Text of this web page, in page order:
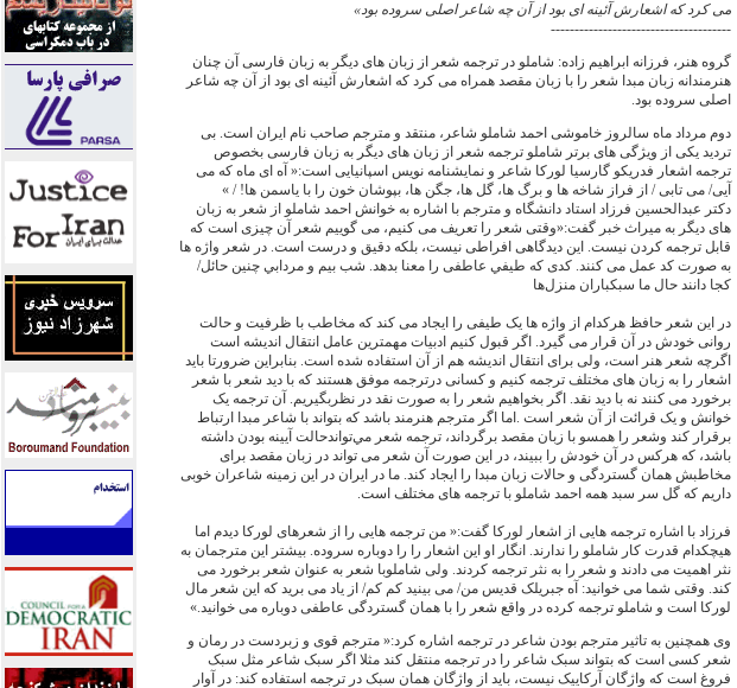
می کرد که اشعارش آئینه ای بود از آن چه شاعر اصلی سروده بود»
--------------------------------------
گروه هنر،‌ فرزانه ابراهيم زاده: شاملو در ترجمه شعر از زبان های دیگر به زبان فارسی آن چنان
هنرمندانه زبان مبدا شعر را با زبان مقصد همراه می کرد که اشعارش آئینه ای بود از آن چه شاعر
اصلی سروده بود.
دوم مرداد ماه سالروز خاموشی احمد شاملو شاعر، منتقد و مترجم صاحب نام ایران است. بی
تردید یکی از ویژگی های برتر شاملو ترجمه شعر از زبان های دیگر به زبان فارسی بخصوص
ترجمه اشعار فدریکو گارسیا لورکا شاعر و نمایشنامه نویس اسپانیایی است:« آه ای ماه که می
آیی/ می تابی / از فراز شاخه ها و برگ ها، گل ها، جگن ها، بپوشان خون را با یاسمن ها! / »
دکتر عبدالحسین فرزاد استاد دانشگاه و مترجم با اشاره به خوانش احمد شاملو از شعر به زبان
های دیگر به میراث خبر گفت:«وقتی شعر را تعریف می کنیم، می گوییم شعر آن چیزی است که
قابل ترجمه کردن نیست. این دیدگاهی افراطی نیست، بلكه دقیق و درست است. در شعر واژه ها
به صورت کد عمل می کنند. کدی که طیفي عاطفی را معنا بدهد. شب بیم و مردابي چنين حائل/
كجا دانند حال ما سبكباران منزل‌ها
در این شعر حافظ هرکدام از واژه ها یک طیفی را ایجاد می کند که مخاطب با ظرفیت و حالت
روانی خودش در آن قرار می گیرد. اگر قبول کنیم ادبیات مهمترین عامل انتقال اندیشه است
اگرچه شعر هنر است، ولی برای انتقال اندیشه هم از آن استفاده شده است. بنابراین ضرورتا باید
اشعار را به زبان های مختلف ترجمه کنیم و کسانی درترجمه موفق هستند که با دید شعر با شعر
برخورد می کنند نه با دید نقد. اگر بخواهیم شعر را به صورت نقد در نظربگیریم. آن ترجمه یک
خوانش و یک قرائت از آن شعر است .اما اگر مترجم هنرمند باشد که بتواند با شاعر مبدا ارتباط
برقرار كند وشعر را همسو با زبان مقصد برگرداند، ترجمه شعر مي‌تواندحالت آیینه بودن داشته
باشد، که هرکس در آن خودش را ببیند، در اين صورت آن شعر می تواند در زبان مقصد برای
مخاطبش همان گستردگی و حالات زبان مبدا را ايجاد كند. ما در ایران در این زمینه شاعران خوبی
داریم که گل سر سبد همه احمد شاملو با ترجمه های مختلف است.
فرزاد با اشاره ترجمه هایی از اشعار لورکا گفت:« من ترجمه هایی را از شعرهای لورکا دیدم اما
هیچکدام قدرت كار شاملو را ندارند. انگار او این اشعار را را دوباره سروده. بیشتر این مترجمان به
نثر اهمیت می دادند و شعر را به نثر ترجمه کردند. ولی شاملوبا شعر به عنوان شعر برخورد می
کند. وقتی شما می خوانید: آه جبریلک قدیس من/ می بینید کم کم/ از یاد می برید که این شعر مال
لورکا است و شاملو ترجمه کرده در واقع شعر را با همان گستردگی عاطفی دوباره می خوانید.»
وی همچنین به تاثیر مترجم بودن شاعر در ترجمه اشاره کرد:« مترجم قوی و زبردست در رمان و
شعر کسی است که بتواند سبک شاعر را در ترجمه منتقل کند مثلا اگر سبک شاعر مثل سبک
فروغ است که واژگان آرکاییک نیست، باید از واژگان همان سبک در ترجمه استفاده کند: در آوار